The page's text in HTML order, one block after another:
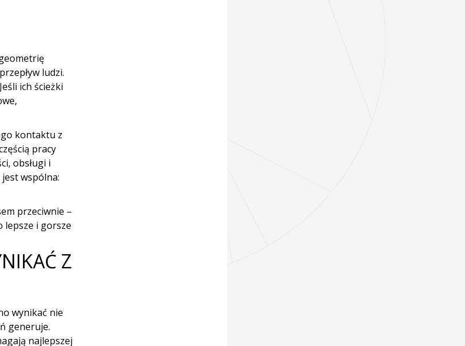
ludzi.
ich ścieżki
kontaktu z
pracy
obsługi i
wspólna:
przeciwnie –
lepsze i gorsze
Z
wynikać nie
generuje.
najlepszej